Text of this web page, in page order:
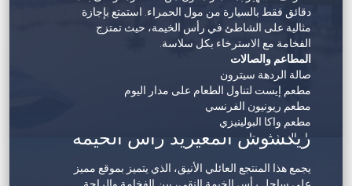
دقائق فقط بالسيارة من مول الحمراء. استمتع بإجازة
مثالية على الشاطئ في رأس الخيمة، حيث تمتزج
الفخامة مع الاسترخاء بكل سلاسة.
المطاعم والصالات
صالة الردهة سيترون
مطعم إيست لتناول الطعام على مدار اليوم
مطعم ريونيون الفرنسي
مطعم واكا البولينيزي
بار النبيذ فيريتاس
بار حمام السباحة سامفاير
بار العصائر بليند آند سكويز
ريكسوس المعيريد رأس الخيمة
يجمع هذا المنتجع العائلي الأنيق، الذي يتميز بموقع مميز